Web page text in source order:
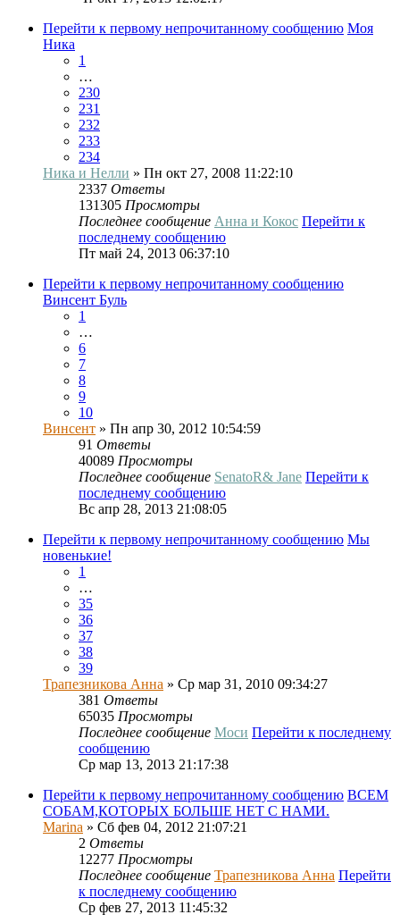
Перейти к первому непрочитанному сообщению Моя
Ника
1
…
230
231
232
233
234
Ника и Нелли » Пн окт 27, 2008 11:22:10
2337 Ответы
131305 Просмотры
Последнее сообщение Анна и Кокос Перейти к
последнему сообщению
Пт май 24, 2013 06:37:10
Перейти к первому непрочитанному сообщению
Винсент Буль
1
…
6
7
8
9
10
Винсент » Пн апр 30, 2012 10:54:59
91 Ответы
40089 Просмотры
Последнее сообщение SenatoR& Jane Перейти к
последнему сообщению
Вс апр 28, 2013 21:08:05
Перейти к первому непрочитанному сообщению Мы
новенькие!
1
…
35
36
37
38
39
Трапезникова Анна » Ср мар 31, 2010 09:34:27
381 Ответы
65035 Просмотры
Последнее сообщение Моси Перейти к последнему
сообщению
Ср мар 13, 2013 21:17:38
Перейти к первому непрочитанному сообщению ВСЕМ
СОБАМ,КОТОРЫХ БОЛЬШЕ НЕТ С НАМИ.
Marina » Сб фев 04, 2012 21:07:21
2 Ответы
12277 Просмотры
Последнее сообщение Трапезникова Анна Перейти
к последнему сообщению
Ср фев 27, 2013 11:45:32